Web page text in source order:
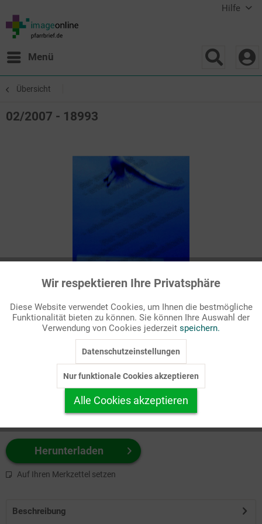
Hilfe
Menü
Übersicht
02/2007 - 18993
Passende Stichworte
Kirchenjahr, Titelbilder
zuerst Ihr Produktformat aus.
z.B. Farbe-Grafik, Schwarz-Weiß-Grafik, mit/ohne Text ...
Herunterladen
Auf Ihren Merkzettel setzen
Beschreibung
Funktionale Aktiv
Marketing Inaktiv
Personalisierung Inaktiv
Service
Wir respektieren Ihre Privatsphäre
Diese Website verwendet Cookies, um Ihnen die bestmögliche
Funktionalität bieten zu können. Sie können Ihre Auswahl der
Verwendung von Cookies jederzeit speichern.
Datenschutzeinstellungen
Nur funktionale Cookies akzeptieren
Alle Cookies akzeptieren